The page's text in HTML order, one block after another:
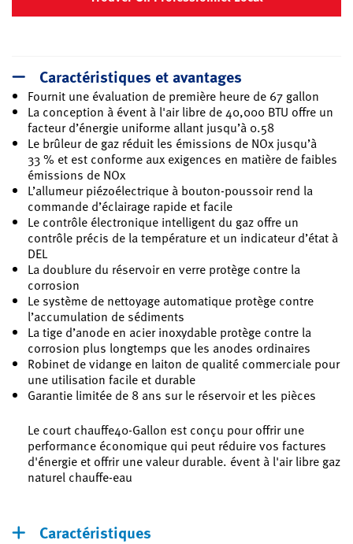
Caractéristiques et avantages
Fournit une évaluation de première heure de 67 gallon
La conception à évent à l'air libre de 40,000 BTU offre un
facteur d’énergie uniforme allant jusqu’à 0.58
Le brûleur de gaz réduit les émissions de NOx jusqu’à
33 % et est conforme aux exigences en matière de faibles
émissions de NOx
L’allumeur piézoélectrique à bouton-poussoir rend la
commande d’éclairage rapide et facile
Le contrôle électronique intelligent du gaz offre un
contrôle précis de la température et un indicateur d’état à
DEL
La doublure du réservoir en verre protège contre la
corrosion
Le système de nettoyage automatique protège contre
l’accumulation de sédiments
La tige d’anode en acier inoxydable protège contre la
corrosion plus longtemps que les anodes ordinaires
Robinet de vidange en laiton de qualité commerciale pour
une utilisation facile et durable
Garantie limitée de 8 ans sur le réservoir et les pièces
Le court chauffe40-Gallon est conçu pour offrir une
performance économique qui peut réduire vos factures
d'énergie et offrir une valeur durable. évent à l'air libre gaz
naturel chauffe-eau
Caractéristiques